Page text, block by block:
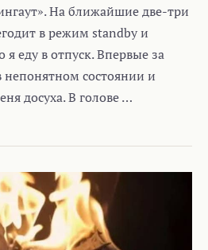
На ближайшие две-три
в режим standby и
еду в отпуск. Впервые за
непонятном состоянии и
досуха. В голове …